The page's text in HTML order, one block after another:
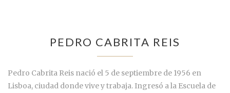
PEDRO CABRITA REIS
Pedro Cabrita Reis nació el 5 de septiembre de 1956 en
Lisboa, ciudad donde vive y trabaja. Ingresó a la Escuela de